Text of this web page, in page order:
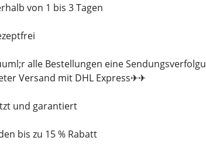
von 1 bis 3 Tagen
alle Bestellungen eine
Versand mit DHL Express✈✈
und garantiert
bis zu 15 % Rabatt